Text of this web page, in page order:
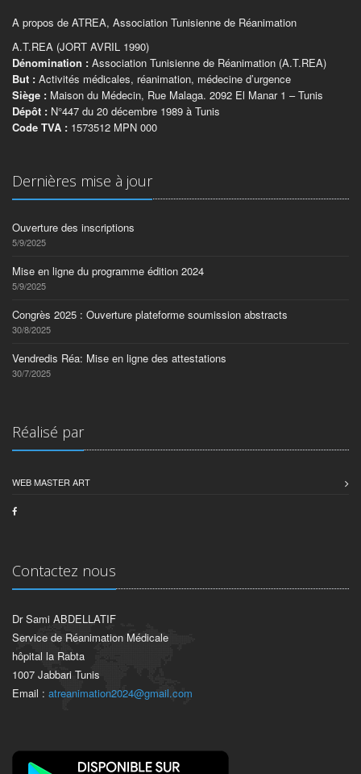
A propos de ATREA, Association Tunisienne de Réanimation
A.T.REA (JORT AVRIL 1990)
Dénomination : Association Tunisienne de Réanimation (A.T.REA)
But : Activités médicales, réanimation, médecine d’urgence
Siège : Maison du Médecin, Rue Malaga. 2092 El Manar 1 – Tunis
Dépôt : N°447 du 20 décembre 1989 à Tunis
Code TVA : 1573512 MPN 000
Dernières mise à jour
Ouverture des inscriptions
5/9/2025
Mise en ligne du programme édition 2024
5/9/2025
Congrès 2025 : Ouverture plateforme soumission abstracts
30/8/2025
Vendredis Réa: Mise en ligne des attestations
30/7/2025
Réalisé par
WEB MASTER ART
Contactez nous
Dr Sami ABDELLATIF
Service de Réanimation Médicale
hôpital la Rabta
1007 Jabbari Tunis
Email : atreanimation2024@gmail.com